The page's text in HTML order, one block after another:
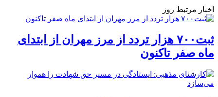
اخبار مرتبط روز
ثبت۷۰۰ هزار تردد از مرز مهران از ابتدای
ماه صفر تاکنون